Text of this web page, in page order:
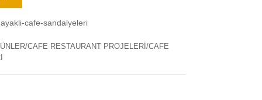
cafe-sandalyeleri
CAFE RESTAURANT PROJELERİ/CAFE